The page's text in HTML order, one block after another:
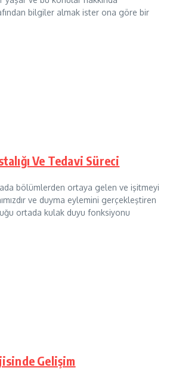
bilgiler almak ister ona göre bir
Ve Tedavi Süreci
bölümlerden ortaya gelen ve işitmeyi
ve duyma eylemini gerçekleştiren
ortada kulak duyu fonksiyonu
Gelişim